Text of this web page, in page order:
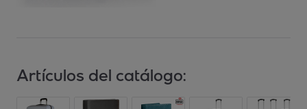
Artículos del catálogo: